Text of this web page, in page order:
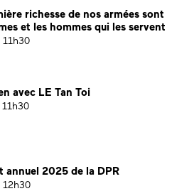
richesse de nos armées sont
et les hommes qui les servent
11h30
avec LE Tan Toi
annuel 2025 de la DPR
12h30